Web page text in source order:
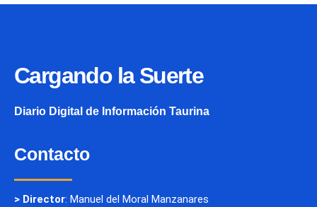
Cargando la Suerte
Diario Digital de Información Taurina
Contacto
> Director: Manuel del Moral Manzanares